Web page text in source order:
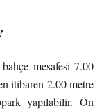
mesafesi 7.00
itibaren 2.00 metre
yapılabilir. Ön